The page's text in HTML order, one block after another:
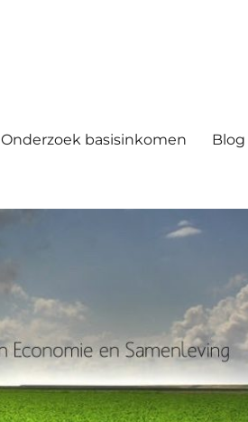
Onderzoek basisinkomen Blog